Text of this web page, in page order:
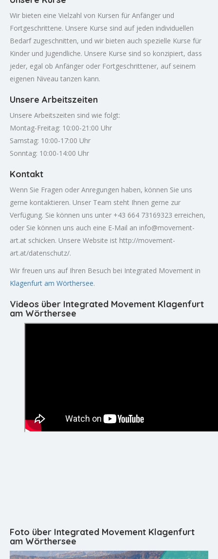
Wir bieten eine Vielzahl von Kursen für Anfänger und
Fortgeschrittene. Unsere Kurse sind auf jeden individuellen
Bedarf zugeschnitten, und wir bieten auch spezielle Kurse für
Kinder und Jugendliche. Unsere Kurse sind so konzipiert, dass
jeder, egal ob Anfänger oder Fortgeschrittener, auf seinem
eigenen Niveau tanzen kann.
Unsere Arbeitszeiten
Unsere Arbeitszeiten sind wie folgt:
Montag-Freitag: 10:00-21:00 Uhr
Samstag: 10:00-17:00 Uhr
Sonntag: 10:00-14:00 Uhr
Kontakt
Wenn Sie Fragen oder Anregungen haben, können Sie uns
gerne kontaktieren. Unser Team steht Ihnen gerne zur
Verfügung. Sie können uns unter +43 664 73169323 erreichen,
oder Sie können uns auch eine E-Mail an info@movement-
art.at schicken. Unsere Website ist http://movement-
art.at/datenschutz/.
Wir freuen uns auf Ihren Besuch bei Integrated Movement in
Klagenfurt am Wörthersee.
Videos über Integrated Movement Klagenfurt
am Wörthersee
Foto über Integrated Movement Klagenfurt
am Wörthersee